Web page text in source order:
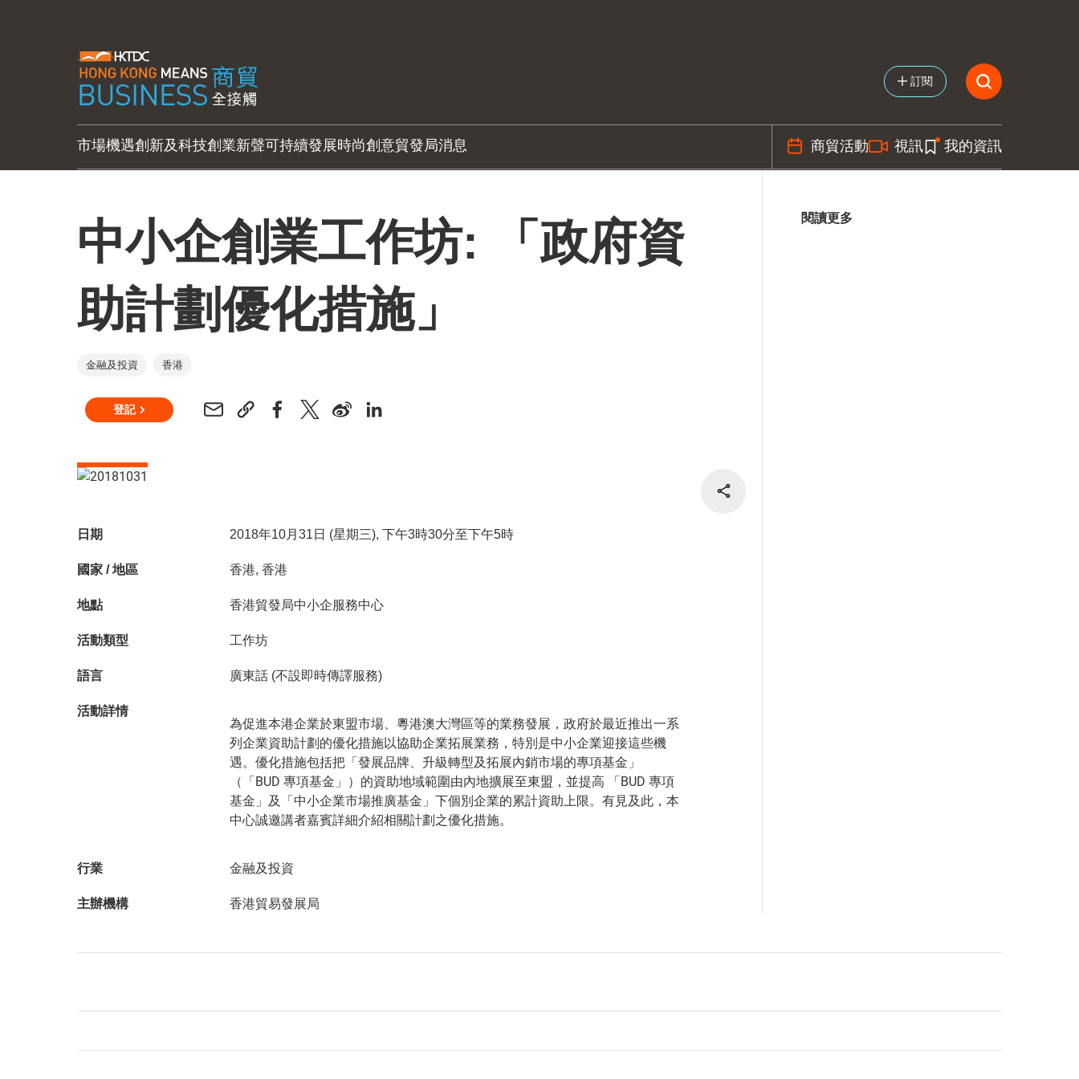
訂閱
市場機遇創新及科技創業新聲可持續發展時尚創意貿發局消息 商貿活動 視訊 我的資訊
中小企創業工作坊: 「政府資
助計劃優化措施」
金融及投資 香港
登記
日期 2018年10月31日 (星期三), 下午3時30分至下午5時
國家 / 地區 香港, 香港
地點 香港貿發局中小企服務中心
活動類型 工作坊
語言 廣東話 (不設即時傳譯服務)
活動詳情
為促進本港企業於東盟市場、粵港澳大灣區等的業務發展，政府於最近推出一系
列企業資助計劃的優化措施以協助企業拓展業務，特別是中小企業迎接這些機
遇。優化措施包括把「發展品牌、升級轉型及拓展內銷市場的專項基金」
（「BUD 專項基金」）的資助地域範圍由內地擴展至東盟，並提高 「BUD 專項
基金」及「中小企業市場推廣基金」下個別企業的累計資助上限。有見及此，本
中心誠邀講者嘉賓詳細介紹相關計劃之優化措施。
行業 金融及投資
主辦機構 香港貿易發展局
閱讀更多